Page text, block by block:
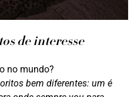
de interesse
no mundo?
bem diferentes: um é